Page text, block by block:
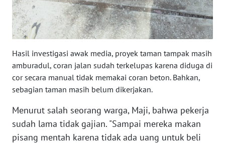
Hasil investigasi awak media, proyek taman tampak masih
amburadul, coran jalan sudah terkelupas karena diduga di
cor secara manual tidak memakai coran beton. Bahkan,
sebagian taman masih belum dikerjakan.
Menurut salah seorang warga, Maji, bahwa pekerja
sudah lama tidak gajian. "Sampai mereka makan
pisang mentah karena tidak ada uang untuk beli
WN
NTB
SULTENG
WN
SULBAR
WN
BABEL